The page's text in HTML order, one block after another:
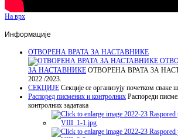
На врх
Информације
ОТВОРЕНА ВРАТА ЗА НАСТАВНИКЕ
ЗА НАСТАВНИКЕ ОТВОРЕНА ВРАТА ЗА
2022./2023.
СЕКЦИЈЕ Секције се организују почетком сваке
Распоред писмених и контролних Распореди
контролних задатака